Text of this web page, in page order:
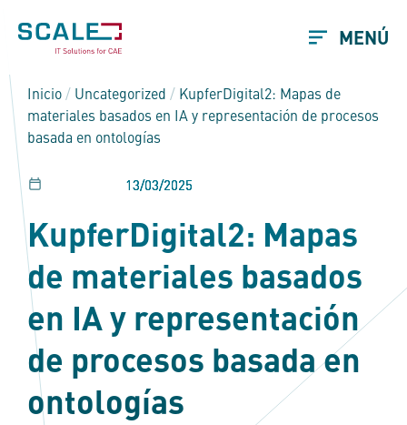
MENÚ
Inicio / Uncategorized / KupferDigital2: Mapas de
materiales basados en IA y representación de procesos
basada en ontologías
13/03/2025
KupferDigital2: Mapas
de materiales basados
en IA y representación
de procesos basada en
ontologías